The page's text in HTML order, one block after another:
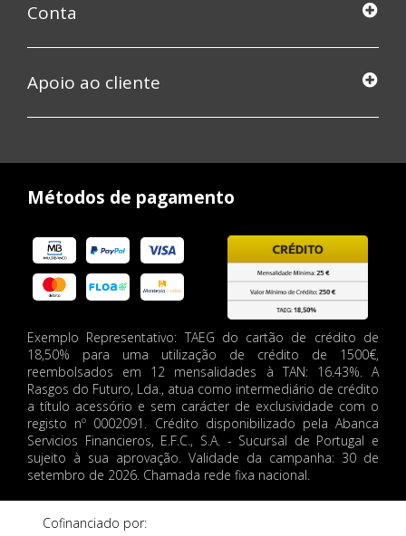
Conta
Apoio ao cliente
Métodos de pagamento
Exemplo Representativo: TAEG do cartão de crédito de
18,50% para uma utilização de crédito de 1500€,
reembolsados em 12 mensalidades à TAN: 16.43%. A
Rasgos do Futuro, Lda., atua como intermediário de crédito
a título acessório e sem carácter de exclusividade com o
registo nº 0002091. Crédito disponibilizado pela Abanca
Servicios Financieros, E.F.C., S.A. - Sucursal de Portugal e
sujeito à sua aprovação. Validade da campanha: 30 de
setembro de 2026. Chamada rede fixa nacional.